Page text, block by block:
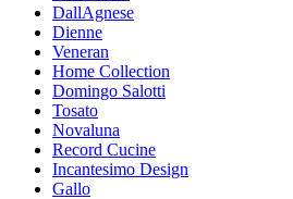
DallAgnese
Dienne
Veneran
Home Collection
Domingo Salotti
Tosato
Novaluna
Record Cucine
Incantesimo Design
Gallo